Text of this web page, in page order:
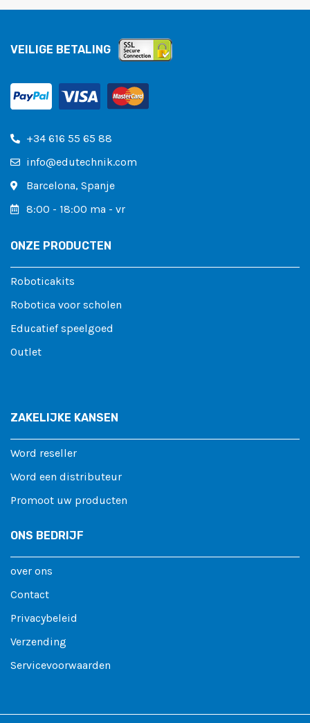
VEILIGE BETALING
+34 616 55 65 88
info@edutechnik.com
Barcelona, ​​Spanje
8:00 - 18:00 ma - vr
ONZE PRODUCTEN
Roboticakits
Robotica voor scholen
Educatief speelgoed
Outlet
ZAKELIJKE KANSEN
Word reseller
Word een distributeur
Promoot uw producten
ONS BEDRIJF
over ons
Contact
Privacybeleid
Verzending
Servicevoorwaarden